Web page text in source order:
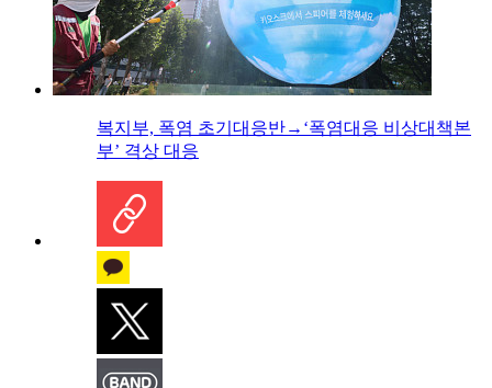
복지부, 폭염 초기대응반→‘폭염대응 비상대책본
부’ 격상 대응